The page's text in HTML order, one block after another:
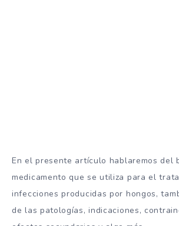
En el presente artículo hablaremos del
medicamento que se utiliza para el
infecciones producidas por hongos,
de las patologías, indicaciones,